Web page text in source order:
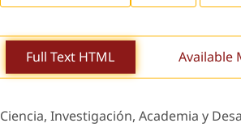
Full Text HTML Available
Ciencia, Investigación, Academia y